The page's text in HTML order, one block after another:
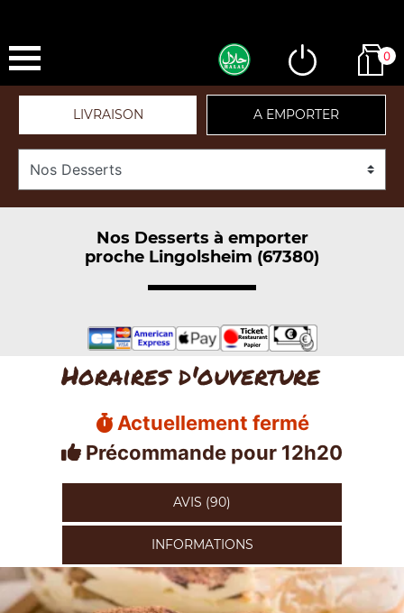
0
LIVRAISON A EMPORTER
Nos Desserts à emporter
proche Lingolsheim (67380)
Horaires d'ouverture
Actuellement fermé
Précommande pour 12h20
AVIS (90)
INFORMATIONS